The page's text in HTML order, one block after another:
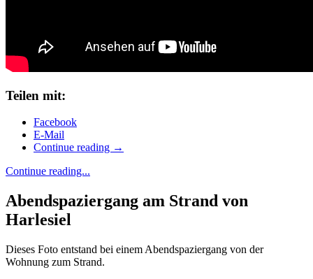
Teilen mit:
Facebook
E-Mail
Continue reading →
Continue reading...
Abendspaziergang am Strand von
Harlesiel
Dieses Foto entstand bei einem Abendspaziergang von der
Wohnung zum Strand.